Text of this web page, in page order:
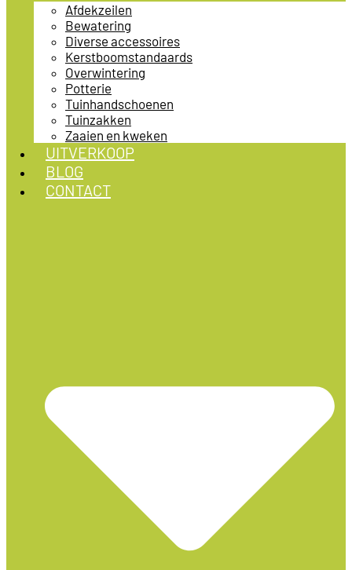
Afdekzeilen
Bewatering
Diverse accessoires
Kerstboomstandaards
Overwintering
Potterie
Tuinhandschoenen
Tuinzakken
Zaaien en kweken
UITVERKOOP
BLOG
CONTACT